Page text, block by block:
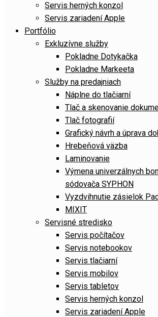
Servis herných konzol
Servis zariadení Apple
Portfólio
Exkluzívne služby
Pokladne Dotykačka
Pokladne Markeeta
Služby na predajniach
Náplne do tlačiarní
Tlač a skenovanie
Tlač fotografií
Grafický návrh a úprava
Hrebeňová väzba
Laminovanie
Výmena univerzálnych
sódovača SYPHON
Vyzdvihnutie zásielok
MIXIT
Servisné stredisko
Servis počítačov
Servis notebookov
Servis tlačiarní
Servis mobilov
Servis tabletov
Servis herných konzol
Servis zariadení Apple